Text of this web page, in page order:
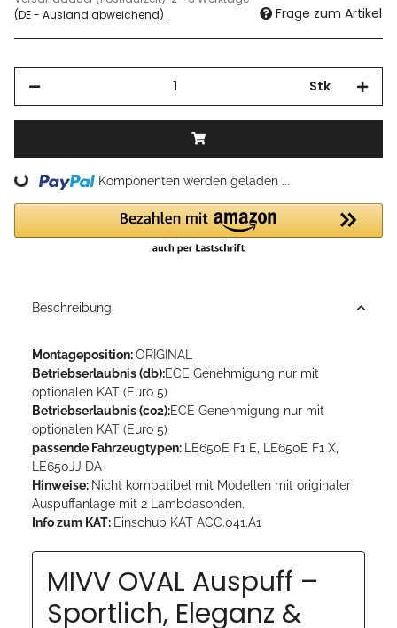
(DE - Ausland abweichend)
Frage zum Artikel
Stk
Loading... Komponenten werden geladen ...
Beschreibung
Montageposition:ORIGINAL
Betriebserlaubnis (db):ECE Genehmigung nur mit
optionalen KAT (Euro 5)
Betriebserlaubnis (co2):ECE Genehmigung nur mit
optionalen KAT (Euro 5)
passende Fahrzeugtypen:
LE650E F1 E, LE650E F1 X,
LE650JJ DA
Hinweise: Nicht kompatibel mit Modellen mit originaler
Auspuffanlage mit 2 Lambdasonden.
Info zum KAT: Einschub KAT ACC.041.A1
MIVV OVAL Auspuff –
Sportlich, Eleganz &